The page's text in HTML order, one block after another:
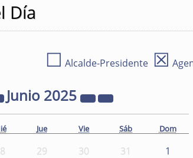
Día
☐ Alcalde-Presidente ☒
Junio 2025
Jue Vie Sáb Dom
29 30 31 1